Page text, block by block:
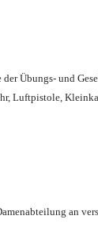
der Übungs- und
Luftpistole,
an